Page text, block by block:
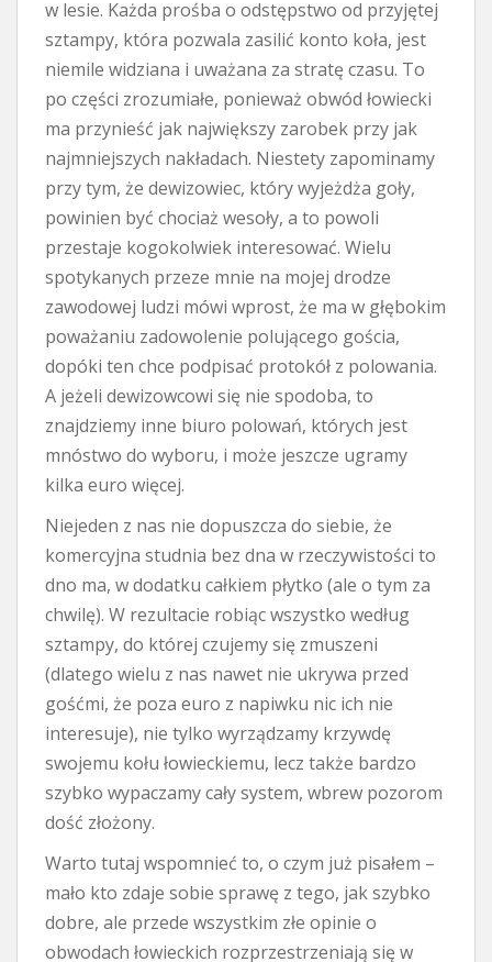
w lesie. Każda prośba o odstępstwo od przyjętej
sztampy, która pozwala zasilić konto koła, jest
niemile widziana i uważana za stratę czasu. To
po części zrozumiałe, ponieważ obwód łowiecki
ma przynieść jak największy zarobek przy jak
najmniejszych nakładach. Niestety zapominamy
przy tym, że dewizowiec, który wyjeżdża goły,
powinien być chociaż wesoły, a to powoli
przestaje kogokolwiek interesować. Wielu
spotykanych przeze mnie na mojej drodze
zawodowej ludzi mówi wprost, że ma w głębokim
poważaniu zadowolenie polującego gościa,
dopóki ten chce podpisać protokół z polowania.
A jeżeli dewizowcowi się nie spodoba, to
znajdziemy inne biuro polowań, których jest
mnóstwo do wyboru, i może jeszcze ugramy
kilka euro więcej.
Niejeden z nas nie dopuszcza do siebie, że
komercyjna studnia bez dna w rzeczywistości to
dno ma, w dodatku całkiem płytko (ale o tym za
chwilę). W rezultacie robiąc wszystko według
sztampy, do której czujemy się zmuszeni
(dlatego wielu z nas nawet nie ukrywa przed
gośćmi, że poza euro z napiwku nic ich nie
interesuje), nie tylko wyrządzamy krzywdę
swojemu kołu łowieckiemu, lecz także bardzo
szybko wypaczamy cały system, wbrew pozorom
dość złożony.
Warto tutaj wspomnieć to, o czym już pisałem –
mało kto zdaje sobie sprawę z tego, jak szybko
dobre, ale przede wszystkim złe opinie o
obwodach łowieckich rozprzestrzeniają się w